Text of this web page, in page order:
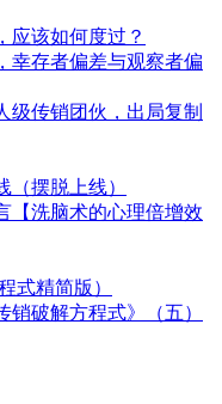
应该如何度过？
幸存者偏差与观察者偏
级传销团伙，出局复制
摆脱上线）
【洗脑术的心理倍增效
式精简版）
破解方程式》（五）